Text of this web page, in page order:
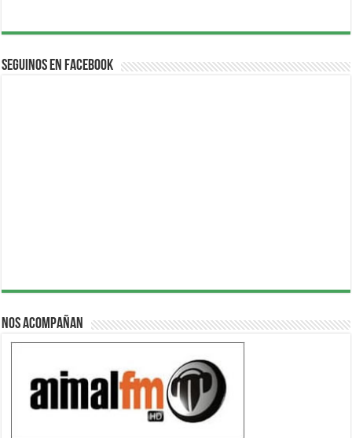
Seguinos en Facebook
Nos acompañan